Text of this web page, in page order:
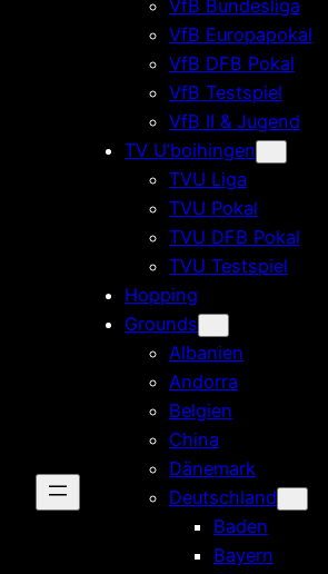
VfB Bundesliga
VfB Europapokal
VfB DFB Pokal
VfB Testspiel
VfB II & Jugend
TV U’boihingen
TVU Liga
TVU Pokal
TVU DFB Pokal
TVU Testspiel
Hopping
Grounds
Albanien
Andorra
Belgien
China
Dänemark
Deutschland
Baden
Bayern